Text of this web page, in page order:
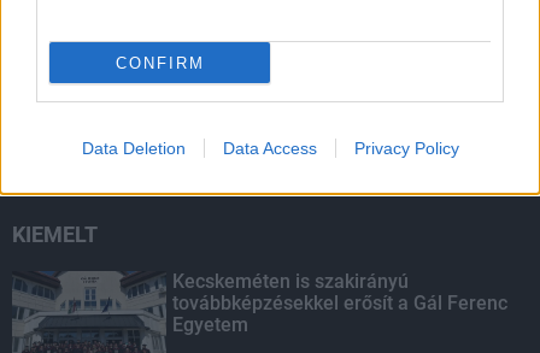
CONFIRM
Data Deletion Data Access Privacy Policy
Amire többmillióan vártunk: szombattól
másodfokúra csökken a riasztás
KIEMELT
Kecskeméten is szakirányú
továbbképzésekkel erősít a Gál Ferenc
Egyetem